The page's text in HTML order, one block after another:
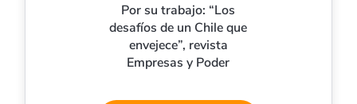
Por su trabajo: “Los
desafíos de un Chile que
envejece”, revista
Empresas y Poder